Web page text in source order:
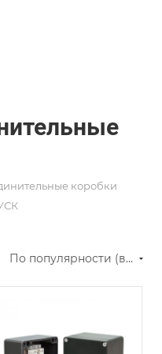
коробки
По популярности (возрастание)